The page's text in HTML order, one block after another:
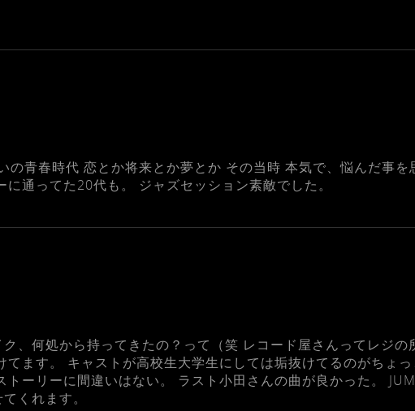
青春時代 恋とか将来とか夢とか その当時 本気で、悩んだ事を
通ってた20代も。 ジャズセッション素敵でした。
、何処から持ってきたの？って（笑 レコード屋さんってレジの
ます。 キャストが高校生大学生にしては垢抜けてるのがちょ
ーリーに間違いはない。 ラスト小田さんの曲が良かった。
くれます。